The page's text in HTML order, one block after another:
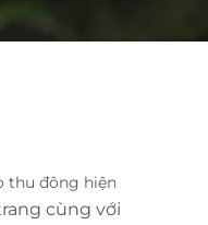
thu đông hiện
cùng với